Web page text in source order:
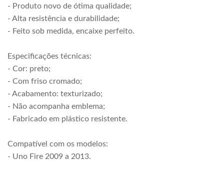
- Produto novo de ótima qualidade;
- Alta resistência e durabilidade;
- Feito sob medida, encaixe perfeito.
Especificações técnicas:
- Cor: preto;
- Com friso cromado;
- Acabamento: texturizado;
- Não acompanha emblema;
- Fabricado em plástico resistente.
Compatível com os modelos:
- Uno Fire 2009 a 2013.